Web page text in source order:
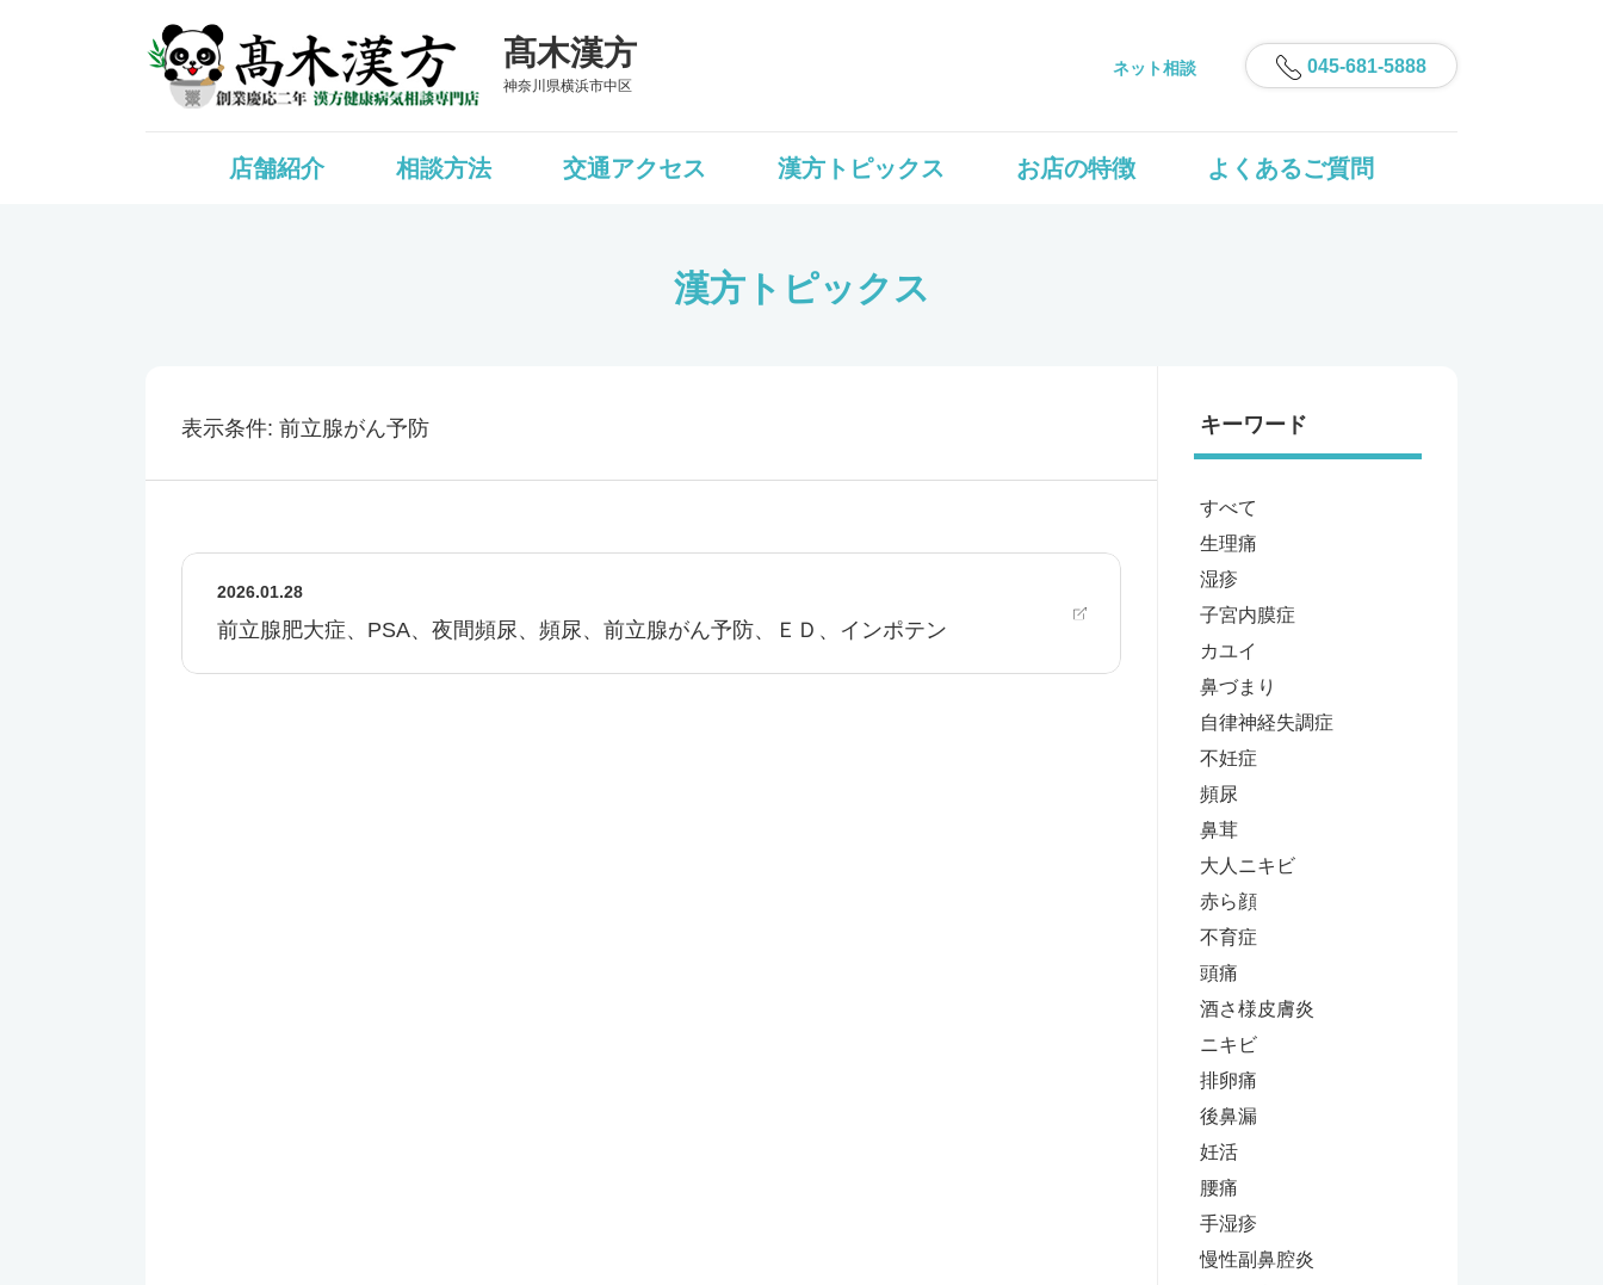
髙木漢方
神奈川県横浜市中区
045-681-5888
店舗紹介 相談方法 交通アクセス 漢方トピックス お店の特徴 よくあるご質問
ネット相談
漢方トピックス
表示条件 前立腺がん予防
2026.01.28
前立腺肥大症、PSA、夜間頻尿、頻尿、前立腺がん予防、ＥＤ、インポテン
キーワード
すべて
生理痛
湿疹
子宮内膜症
カユイ
鼻づまり
自律神経失調症
不妊症
頻尿
鼻茸
大人ニキビ
赤ら顔
不育症
頭痛
酒さ様皮膚炎
ニキビ
排卵痛
後鼻漏
妊活
腰痛
手湿疹
慢性副鼻腔炎